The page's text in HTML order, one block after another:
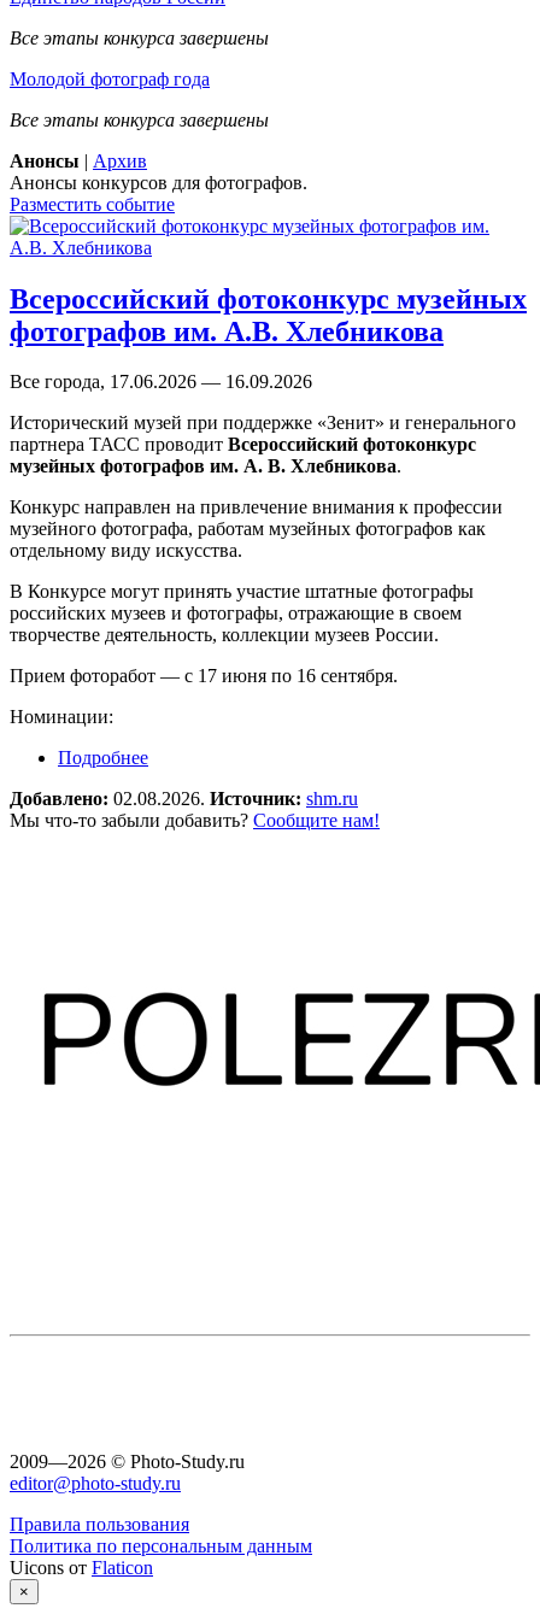
Все этапы конкурса завершены
Молодой фотограф года
Все этапы конкурса завершены
Анонсы | Архив
Анонсы конкурсов для фотографов.
Разместить событие
Всероссийский фотоконкурс музейных
фотографов им. А.В. Хлебникова
Все города, 17.06.2026 — 16.09.2026
Исторический музей при поддержке «Зенит» и генерального
партнера ТАСС проводит Всероссийский фотоконкурс
музейных фотографов им. А. В. Хлебникова.
Конкурс направлен на привлечение внимания к профессии
музейного фотографа, работам музейных фотографов как
отдельному виду искусства.
В Конкурсе могут принять участие штатные фотографы
российских музеев и фотографы, отражающие в своем
творчестве деятельность, коллекции музеев России.
Прием фоторабот — с 17 июня по 16 сентября.
Номинации:
Подробнее
Добавлено: 02.08.2026. Источник: shm.ru
Мы что-то забыли добавить? Сообщите нам!
2009—2026 © Photo-Study.ru
editor@photo-study.ru
Правила пользования
Политика по персональным данным
Uicons от Flaticon
×